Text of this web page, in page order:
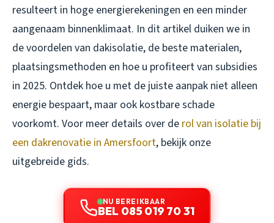
resulteert in hoge energierekeningen en een minder
aangenaam binnenklimaat. In dit artikel duiken we in
de voordelen van dakisolatie, de beste materialen,
plaatsingsmethoden en hoe u profiteert van subsidies
in 2025. Ontdek hoe u met de juiste aanpak niet alleen
energie bespaart, maar ook kostbare schade
voorkomt. Voor meer details over de rol van isolatie bij
een dakrenovatie in Amersfoort, bekijk onze
uitgebreide gids.
NU BEREIKBAAR
BEL 085 019 70 31